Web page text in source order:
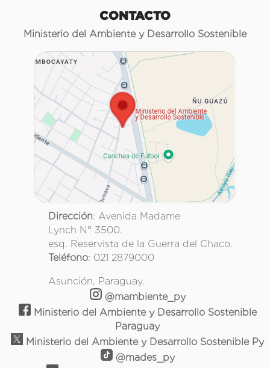
CONTACTO
Ministerio del Ambiente y Desarrollo Sostenible
Dirección: Avenida Madame
Lynch N° 3500.
esq. Reservista de la Guerra del Chaco.
Teléfono: 021 2879000
Asunción, Paraguay.
@mambiente_py
Ministerio del Ambiente y Desarrollo Sostenible
Paraguay
Ministerio del Ambiente y Desarrollo Sostenible Py
@mades_py